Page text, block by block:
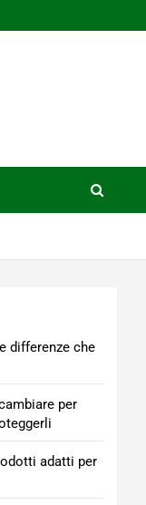
differenze che
per
adatti per